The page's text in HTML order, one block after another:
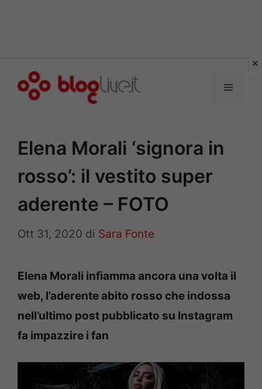
Menu
Elena Morali ‘signora in
rosso’: il vestito super
aderente – FOTO
Ott 31, 2020 di Sara Fonte
Elena Morali infiamma ancora una volta il
web, l’aderente abito rosso che indossa
nell’ultimo post pubblicato su Instagram
fa impazzire i fan